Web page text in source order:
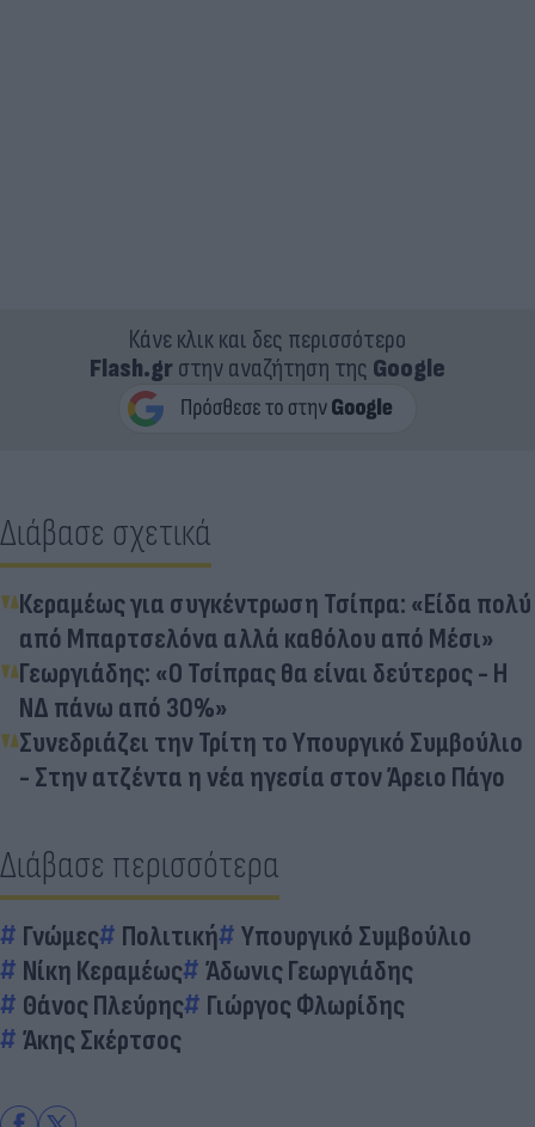
Κάνε κλικ και δες περισσότερο
Flash.grστην αναζήτηση της Google
Διάβασε σχετικά
Κεραμέως για συγκέντρωση Τσίπρα: «Είδα πολύ
από Μπαρτσελόνα αλλά καθόλου από Μέσι»
Γεωργιάδης: «Ο Τσίπρας θα είναι δεύτερος - Η
ΝΔ πάνω από 30%»
Συνεδριάζει την Τρίτη το Υπουργικό Συμβούλιο
- Στην ατζέντα η νέα ηγεσία στον Άρειο Πάγο
Διάβασε περισσότερα
Γνώμες Πολιτική
Υπουργικό Συμβούλιο
Νίκη Κεραμέως
Άδωνις Γεωργιάδης
Θάνος Πλεύρης
Γιώργος Φλωρίδης
Άκης Σκέρτσος